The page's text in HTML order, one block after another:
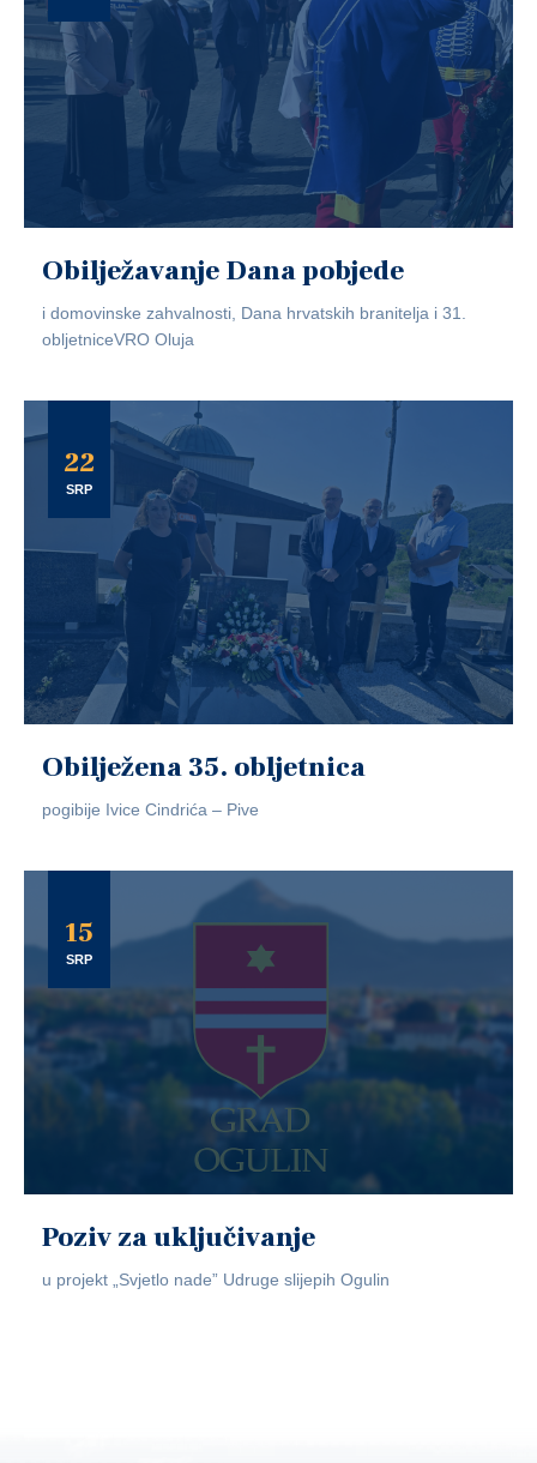
Obilježavanje Dana pobjede
i domovinske zahvalnosti, Dana hrvatskih branitelja i 31.
obljetniceVRO Oluja
22
SRP
Obilježena 35. obljetnica
pogibije Ivice Cindrića – Pive
15
SRP
Poziv za uključivanje
u projekt „Svjetlo nade” Udruge slijepih Ogulin